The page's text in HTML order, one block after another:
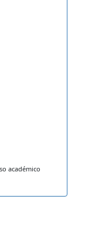
académico